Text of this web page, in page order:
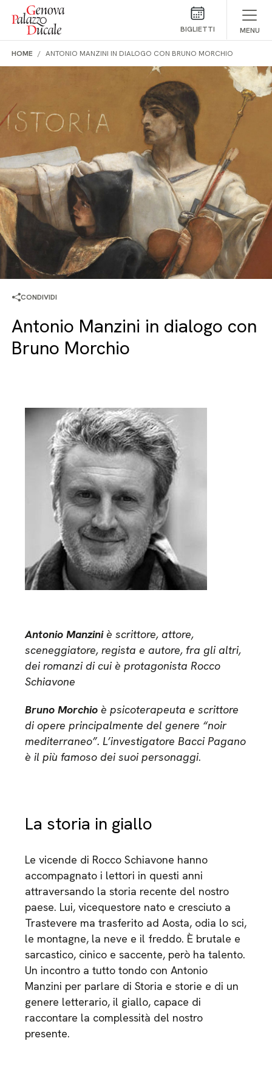
Salta al contenuto
BIGLIETTI MENU
HOME ANTONIO MANZINI IN DIALOGO CON BRUNO MORCHIO
CONDIVIDI
Antonio Manzini in dialogo con
Bruno Morchio
Antonio Manziniè scrittore, attore,
sceneggiatore, regista e autore, fra gli altri,
dei romanzi di cui è protagonista Rocco
Schiavone
Bruno Morchioè psicoterapeuta e scrittore
di opere principalmente del genere “noir
mediterraneo”. L’investigatore Bacci Pagano
è il più famoso dei suoi personaggi.
La storia in giallo
Le vicende di Rocco Schiavone hanno
accompagnato i lettori in questi anni
attraversando la storia recente del nostro
paese. Lui, vicequestore nato e cresciuto a
Trastevere ma trasferito ad Aosta, odia lo sci,
le montagne, la neve e il freddo. È brutale e
sarcastico, cinico e saccente, però ha talento.
Un incontro a tutto tondo con Antonio
Manzini per parlare di Storia e storie e di un
genere letterario, il giallo, capace di
raccontare la complessità del nostro
presente.